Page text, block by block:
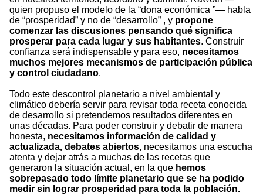
quien propuso el modelo de la “dona económica ”— habla
de “prosperidad” y no de “desarrollo” , y propone
comenzar las discusiones pensando qué significa
prosperar para cada lugar y sus habitantes. Construir
confianza será indispensable y para eso, necesitamos
muchos mejores mecanismos de participación pública
y control ciudadano.
Todo este descontrol planetario a nivel ambiental y
climático debería servir para revisar toda receta conocida
de desarrollo si pretendemos resultados diferentes en
unas décadas. Para poder construir y debatir de manera
honesta, necesitamos información de calidad y
actualizada, debates abiertos, necesitamos una escucha
atenta y dejar atrás a muchas de las recetas que
generaron la situación actual, en la que hemos
sobrepasado todo límite planetario que se ha podido
medir sin lograr prosperidad para toda la población.